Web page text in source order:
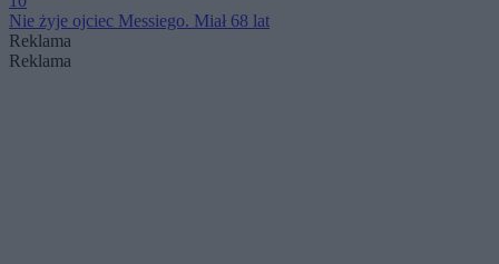
Nie żyje ojciec Messiego. Miał 68 lat
Reklama
Reklama